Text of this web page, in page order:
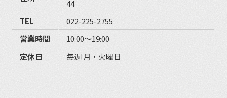
44
TEL
022-225-2755
営業時間
10:00〜19:00
定休日
毎週 月・火曜日